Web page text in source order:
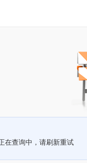
在查询中，请刷新重试